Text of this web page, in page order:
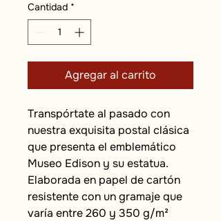
Cantidad *
Agregar al carrito
Transpórtate al pasado con
nuestra exquisita postal clásica
que presenta el emblemático
Museo Edison y su estatua.
Elaborada en papel de cartón
resistente con un gramaje que
varía entre 260 y 350 g/m²